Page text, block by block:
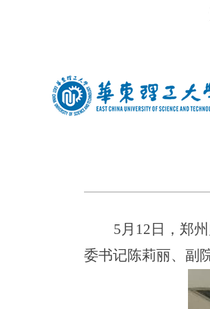
5月 12 日，郑
委书记陈莉丽、副